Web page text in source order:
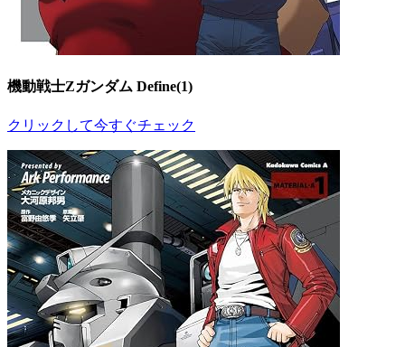
機動戦士Zガンダム Define(1)
クリックして今すぐチェック